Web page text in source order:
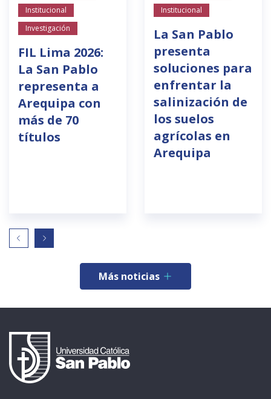
Institucional
Investigación
FIL Lima 2026:
La San Pablo
representa a
Arequipa con
más de 70
títulos
Institucional
La San Pablo
presenta
soluciones para
enfrentar la
salinización de
los suelos
agrícolas en
Arequipa
Más noticias